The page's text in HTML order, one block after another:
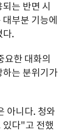
는 반면 시
부분 기능에
다.
요한 대화의
하는 분위기가
아니다. 청와
있다"고 전했